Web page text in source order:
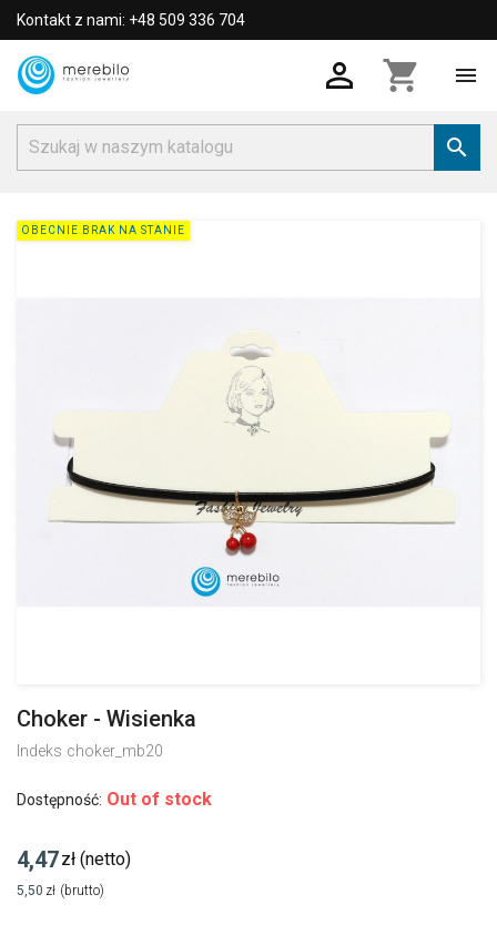
Kontakt z nami: +48 509 336 704
 shopping_cart 

OBECNIE BRAK NA STANIE
Choker - Wisienka
Indeks choker_mb20
Dostępność: Out of stock
4,47zł (netto)
5,50 zł (brutto)